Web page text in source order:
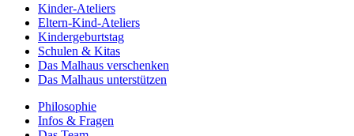
Kinder-Ateliers
Eltern-Kind-Ateliers
Kindergeburtstag
Schulen & Kitas
Das Malhaus verschenken
Das Malhaus unterstützen
Philosophie
Infos & Fragen